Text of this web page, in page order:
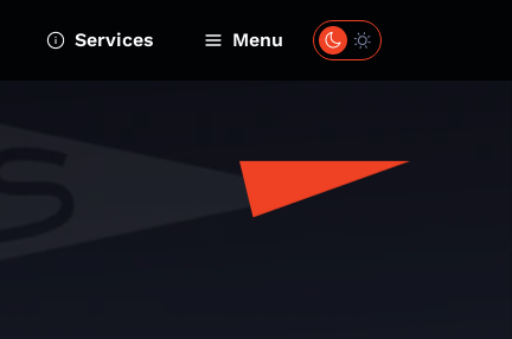
Services Menu